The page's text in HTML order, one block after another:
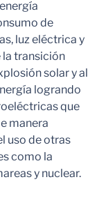
de
luz eléctrica y
la transición
solar y al
logrando
que
manera
uso de otras
como la
y nuclear.